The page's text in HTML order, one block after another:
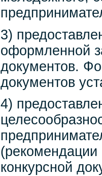
3)
оформленной
документов.
документов
4)
конкурсной